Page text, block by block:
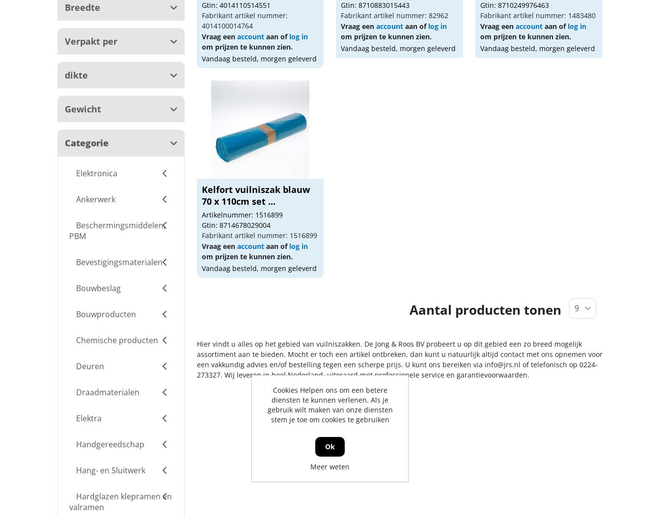
Breedte
Verpakt per
dikte
Gewicht
Categorie
Elektronica
Ankerwerk
Beschermingsmiddelen,
PBM
Bevestigingsmaterialen
Bouwbeslag
Bouwproducten
Chemische producten
Deuren
Draadmaterialen
Elektra
Handgereedschap
Hang- en Sluitwerk
Hardglazen klepramen en
valramen
Gtin: 4014110514551
Fabrikant artikel nummer:
4014100014764
Vraag een accountaan of log in
om prijzen te kunnen zien.
Vandaag besteld, morgen geleverd
Gtin: 8710883015443
Fabrikant artikel nummer: 82962
Vraag eenaccount aan of log in
om prijzen te kunnen zien.
Vandaag besteld, morgen geleverd
Gtin: 8710249976463
Fabrikant artikel nummer: 1483480
Vraag eenaccount aan of log in
om prijzen te kunnen zien.
Vandaag besteld, morgen geleverd
Kelfort vuilniszak blauw
70 x 110cm set ...
Artikelnummer: 1516899
Gtin: 8714678029004
Fabrikant artikel nummer: 1516899
Vraag een accountaan of log in
om prijzen te kunnen zien.
Vandaag besteld, morgen geleverd
Aantal producten tonen
Hier vindt u alles op het gebied van vuilniszakken. De Jong & Roos BV probeert u op dit gebied een zo breed mogelijk
assortiment aan te bieden. Mocht er toch een artikel ontbreken, dan kunt u natuurlijk altijd contact met ons opnemen voor
een vakkundig advies en/of bestelling tegen een scherpe prijs. U kunt ons bereiken via info@jrs.nl of telefonisch op 0224-
273327. Wij leveren in heel Nederland, uiteraard met professionele service en garantievoorwaarden.
Cookies Helpen ons om een betere
diensten te kunnen verlenen. Als je
gebruik wilt maken van onze diensten
stem je toe om cookies te gebruiken
Ok
Meer weten